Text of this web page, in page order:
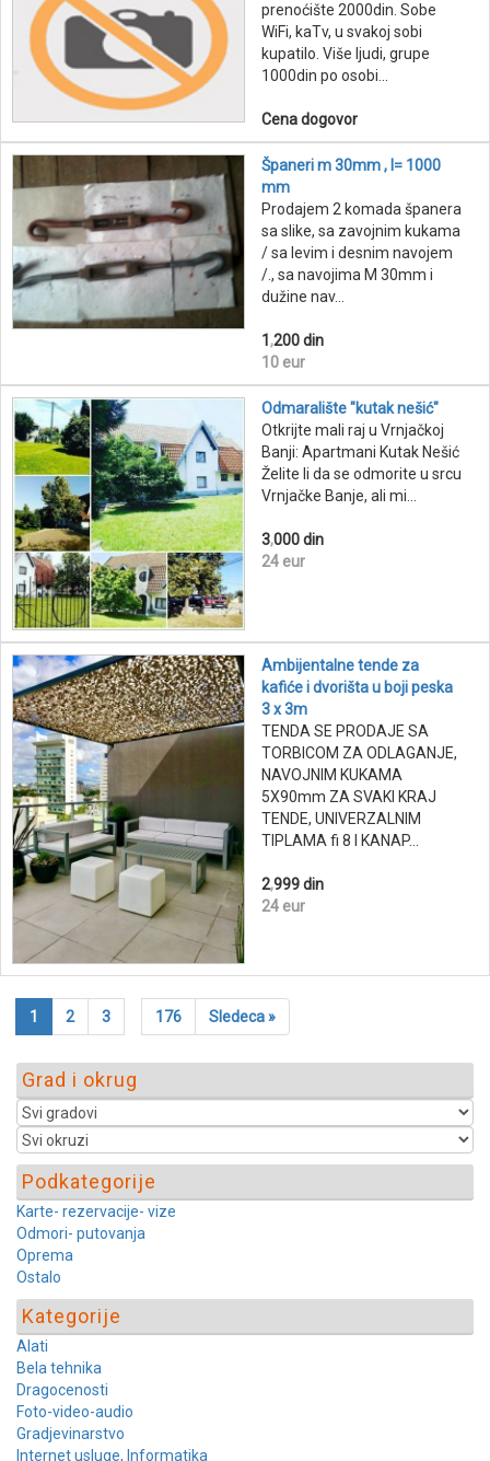
prenoćište 2000din. Sobe
WiFi, kaTv, u svakoj sobi
kupatilo. Više ljudi, grupe
1000din po osobi...
Cena dogovor
Španeri m 30mm , l= 1000
mm
Prodajem 2 komada španera
sa slike, sa zavojnim kukama
/ sa levim i desnim navojem
/., sa navojima M 30mm i
dužine nav...
1 ,200 din
10 eur
Odmaralište "kutak nešić"
Otkrijte mali raj u Vrnjačkoj
Banji: Apartmani Kutak Nešić
Želite li da se odmorite u srcu
Vrnjačke Banje, ali mi...
3,000 din
24 eur
Ambijentalne tende za
kafiće i dvorišta u boji peska
3 x 3m
TENDA SE PRODAJE SA
TORBICOM ZA ODLAGANJE,
NAVOJNIM KUKAMA
5X90mm ZA SVAKI KRAJ
TENDE, UNIVERZALNIM
TIPLAMA fi 8 I KANAP...
2,999 din
24 eur
1 2 3 176 Sledeca »
Grad i okrug
Podkategorije
Karte- rezervacije- vize
Odmori- putovanja
Oprema
Ostalo
Kategorije
Alati
Bela tehnika
Dragocenosti
Foto-video-audio
Gradjevinarstvo
Internet usluge, Informatika